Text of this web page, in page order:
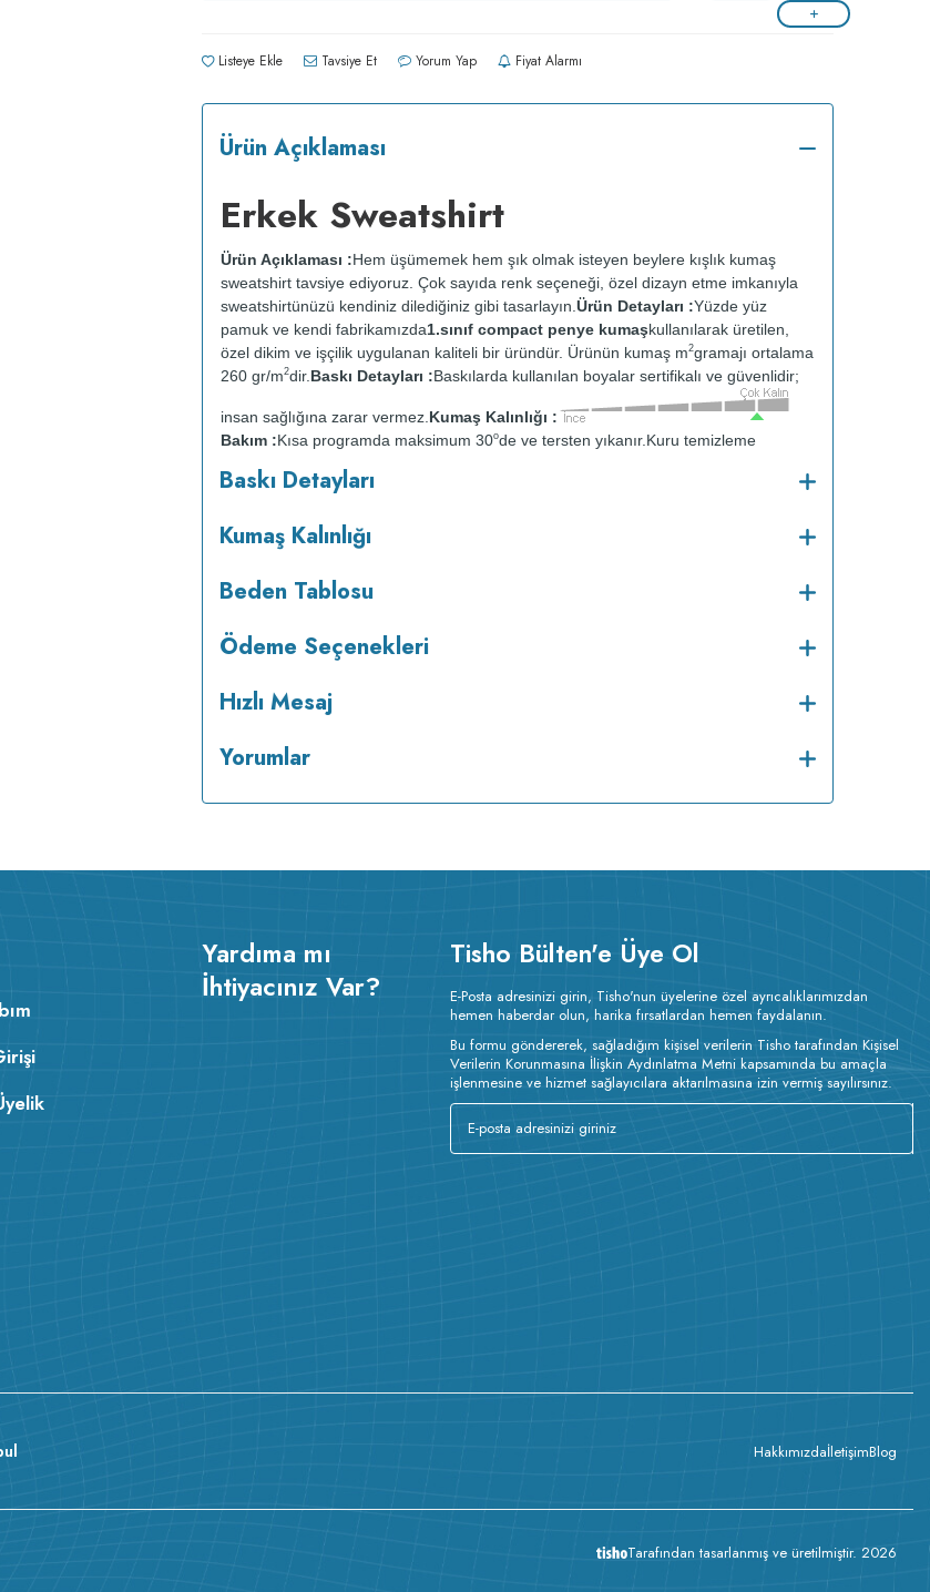
Listeye Ekle Tavsiye Et Yorum Yap Fiyat Alarmı
Ürün Açıklaması
Erkek Sweatshirt
Ürün Açıklaması :Hem üşümemek hem şık olmak isteyen beylere kışlık kumaş
sweatshirt tavsiye ediyoruz. Çok sayıda renk seçeneği, özel dizayn etme imkanıyla
sweatshirtünüzü kendiniz dilediğiniz gibi tasarlayın. Ürün Detayları :Yüzde yüz
pamuk ve kendi fabrikamızda1.sınıf compact penye kumaşkullanılarak üretilen,
özel dikim ve işçilik uygulanan kaliteli bir üründür. Ürünün kumaş m2gramajı ortalama
260 gr/m2dir. Baskı Detayları :Baskılarda kullanılan boyalar sertifikalı ve güvenlidir;
insan sağlığına zarar vermez. Kumaş Kalınlığı :
Bakım :Kısa programda maksimum 30ode ve tersten yıkanır. Kuru temizleme
Baskı Detayları
Kumaş Kalınlığı
Beden Tablosu
Ödeme Seçenekleri
Hızlı Mesaj
Yorumlar
Yardıma mı
İhtiyacınız Var?
Tisho Bülten'e Üye Ol
E-Posta adresinizi girin, Tisho'nun üyelerine özel ayrıcalıklarımızdan
hemen haberdar olun, harika fırsatlardan hemen faydalanın.
Bu formu göndererek, sağladığım kişisel verilerin Tisho tarafından Kişisel
Verilerin Korunmasına İlişkin Aydınlatma Metni kapsamında bu amaçla
işlenmesine ve hizmet sağlayıcılara aktarılmasına izin vermiş sayılırsınız.
HakkımızdaİletişimBlog
Tarafından tasarlanmış ve üretilmiştir. 2026